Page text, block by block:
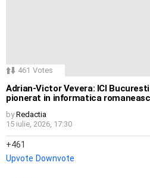
461 Votes
Adrian-Victor Vevera: ICI
pionerat in informatica
by Redactia
15 iulie, 2026, 17:30
461
Upvote Downvote